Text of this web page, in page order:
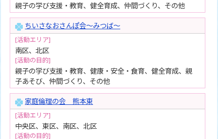
親子の学び支援・教育、健全育成、仲間づくり、その他
ちいさなおさんぽ会～みつば～
[活動エリア]
南区、北区
[活動の目的]
親子の学び支援・教育、健康・安全・食育、健全育成、親
子あそび、仲間づくり、その他
家庭倫理の会 熊本東
[活動エリア]
中央区、東区、南区、北区
[活動の目的]